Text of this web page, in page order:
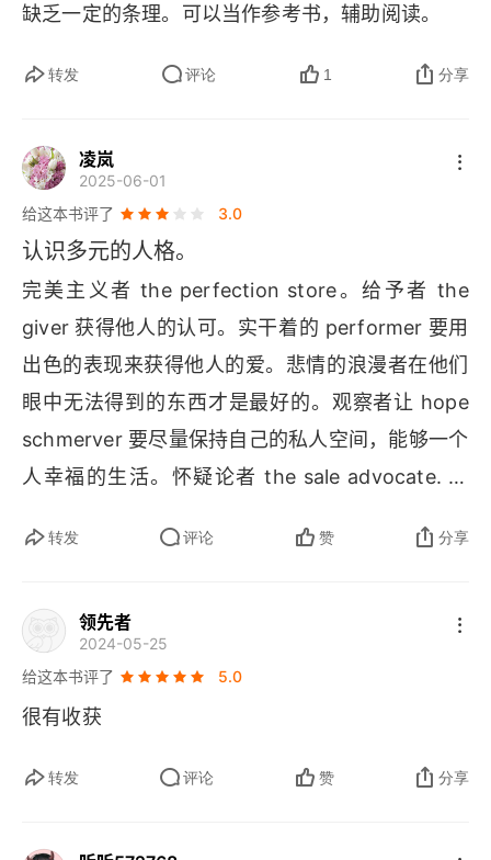
最基本的性格特征，到一些不平常的潜能，比如爱
的能力、感受他人的能力和先知先觉的能力，这是
并不是一个固定不变的系统。它是一个动态的模
式，这个模式由相互交织的线条构成，说明我们每
个人实际上都同时拥有这九种性格的潜质，但是我
们最注意的还是我们自己最突出的性格特征。这个
九角星结构和它相互交织的线条，还象征着每一种
性格的人都会与其他性格的人产生多边的互动关
系。🚢性格分类的坏处是形成了一个可怕的自我实
现的预言，一个本来不实的期望、信念或预测，由
于它使人们按所想象的情境去行动，结果导致最初
的泥淖时，我们就会对所有人进行分类，把他们身
之，别人也会根据我们的性格类型来对待我们，而
探索内在世界的传统训练中都包括的基本项目。这
知自己的内心思想和 “注意的对象”，包括身体感
缺乏一定的条理。可以当作参考书，辅助阅读。
转发 评论 1 分享
凌岚
2025-06-01
给这本书评了
3.0
认识多元的人格。
完美主义者 the perfection store。给予者 the
giver 获得他人的认可。实干着的 performer 要用
出色的表现来获得他人的爱。悲情的浪漫者在他们
眼中无法得到的东西才是最好的。观察者让 hope
schmerver 要尽量保持自己的私人空间，能够一个
人幸福的生活。怀疑论者 the sale advocate. 是
者
the a picture 是练青春狂准备了很多个计划，
强有力的保护和控制。调停者
。和平
转发 评论 赞 分享
领先者
2024-05-25
给这本书评了
5.0
很有收获
转发 评论 赞 分享